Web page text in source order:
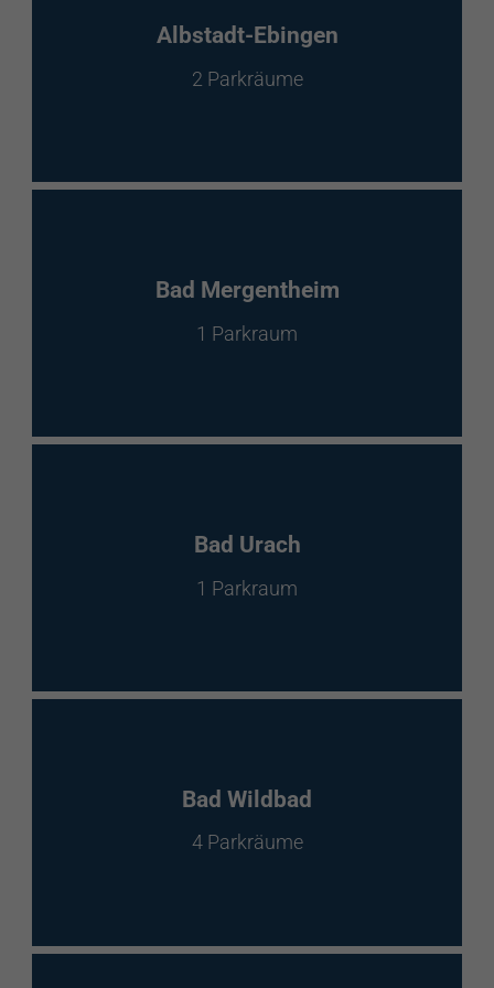
EnBW Mobility
Spontanladen
Albstadt-Ebingen
2 Parkräume
Bad Mergentheim
1 Parkraum
Bad Urach
1 Parkraum
Bad Wildbad
4 Parkräume